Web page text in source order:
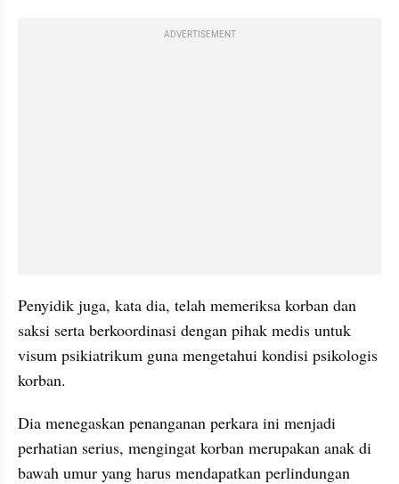
ADVERTISEMENT
Penyidik juga, kata dia, telah memeriksa korban dan
saksi serta berkoordinasi dengan pihak medis untuk
visum psikiatrikum guna mengetahui kondisi psikologis
korban.
Dia menegaskan penanganan perkara ini menjadi
perhatian serius, mengingat korban merupakan anak di
bawah umur yang harus mendapatkan perlindungan